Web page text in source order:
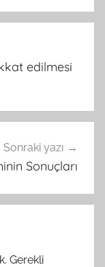
edilmesi
Sonraki yazı
Sonuçları
Gerekli